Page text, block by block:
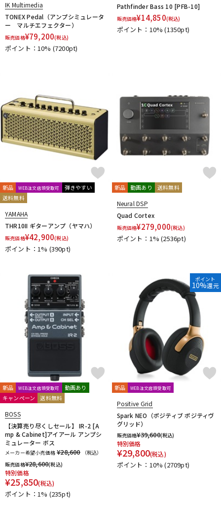
IK Multimedia
TONEX Pedal（アンプシミュレータ
ー マルチエフェクター）
販売価格¥79,200(税込)
ポイント：10% (7200pt)
Pathfinder Bass 10 [PFB-10]
販売価格¥14,850(税込)
ポイント：10%(1350pt)
新品 WEB注文店頭受取可
弾きやすい
送料無料
YAMAHA
THR10II ギターアンプ（ヤマハ）
販売価格¥42,900(税込)
ポイント：1% (390pt)
新品 動画あり 送料無料
Neural DSP
Quad Cortex
販売価格¥279,000(税込)
ポイント：1%(2536pt)
新品 WEB注文店頭受取可
動画あり
キャンペーン
送料無料
BOSS
【決算売り尽くしセール】 IR-2 [A
mp & Cabinet]アイアール アンプシ
ミュレーター ボス
メーカー希望小売価格 ¥28,600
（税込）
販売価格¥28,600(税込)
特別価格
¥25,850(税込)
ポイント：1% (235pt)
ポイント
10%還元
新品 WEB注文店頭受取可
Positive Grid
Spark NEO（ポジティブ ポジティヴ
グリッド）
販売価格¥39,600(税込)
特別価格
¥29,800(税込)
ポイント：10%(2709pt)